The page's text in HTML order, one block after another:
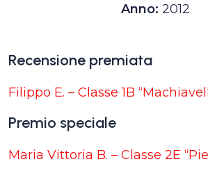
Anno: 2012
Recensione premiata
Filippo E. – Classe 1B
Premio speciale
Maria Vittoria B. – Classe 2E